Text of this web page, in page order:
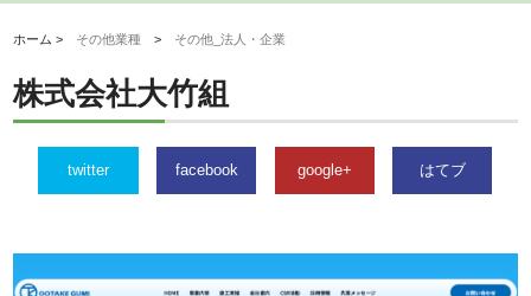
ホーム > その他業種 > その他_法人・企業
株式会社大竹組
twitter facebook google+ はてブ